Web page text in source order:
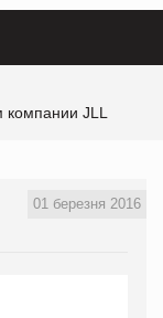
компании JLL
01 березня 2016